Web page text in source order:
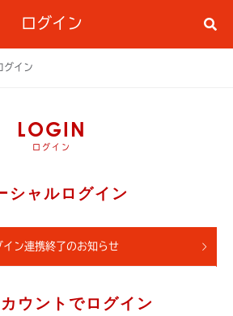
ログイン
グイン
LOGIN
ログイン
シャルログイン
イン連携終了のお知らせ
ウントでログイン